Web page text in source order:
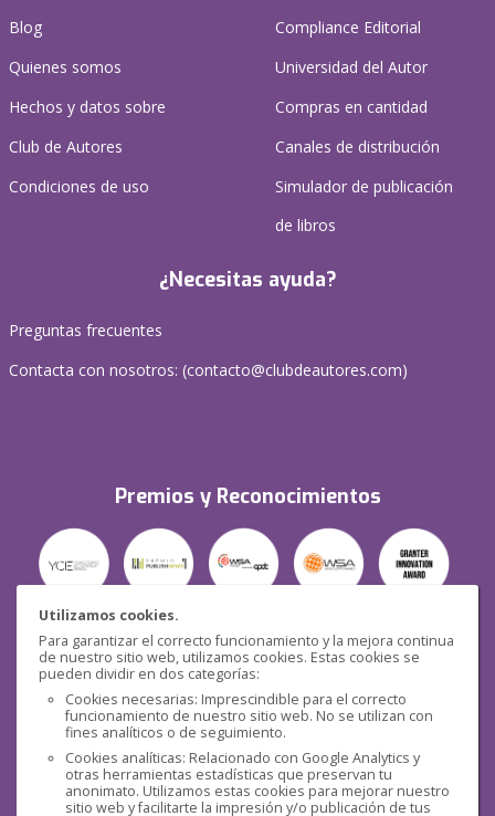
Utilizamos cookies.
Para garantizar el correcto funcionamiento y la mejora continua
de nuestro sitio web, utilizamos cookies. Estas cookies se
pueden dividir en dos categorías:
Cookies necesarias: Imprescindible para el correcto
funcionamiento de nuestro sitio web. No se utilizan con
fines analíticos o de seguimiento.
Cookies analíticas: Relacionado con Google Analytics y
otras herramientas estadísticas que preservan tu
anonimato. Utilizamos estas cookies para mejorar nuestro
sitio web y facilitarte la impresión y/o publicación de tus
Blog
Quienes somos
Hechos y datos sobre
Club de Autores
Condiciones de uso
Compliance Editorial
Universidad del Autor
Compras en cantidad
Canales de distribución
Simulador de publicación
de libros
¿Necesitas ayuda?
Preguntas frecuentes
Contacta con nosotros: (contacto@clubdeautores.com)
Premios y Reconocimientos
Seguridad
Redes sociales